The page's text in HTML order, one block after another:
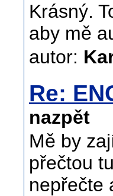
Krásný.
aby mě
autor:
Re:
nazpět
Mě by
přečtou
nepřečte